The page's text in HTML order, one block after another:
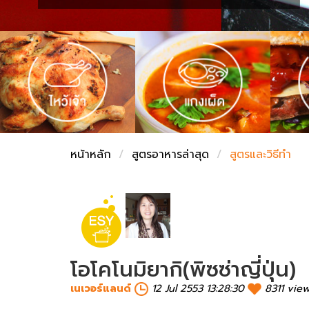
ชั่งตวงเนย
หน้าหลัก สูตรอาหารล่าสุด สูตรและวิธีทำ
โอโคโนมิยากิ(พิซซ่าญี่ปุ่น)
เนเวอร์แลนด์ 12 Jul 2553 13:28:30 8311